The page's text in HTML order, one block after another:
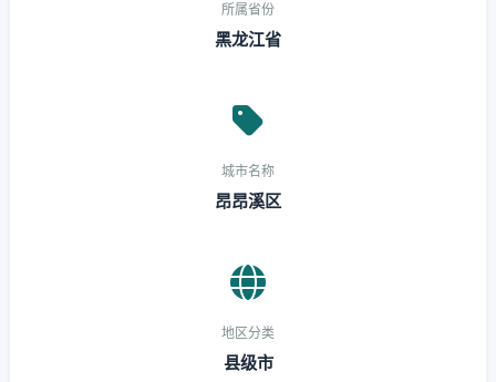
所属省份
黑龙江省
城市名称
昂昂溪区
地区分类
县级市